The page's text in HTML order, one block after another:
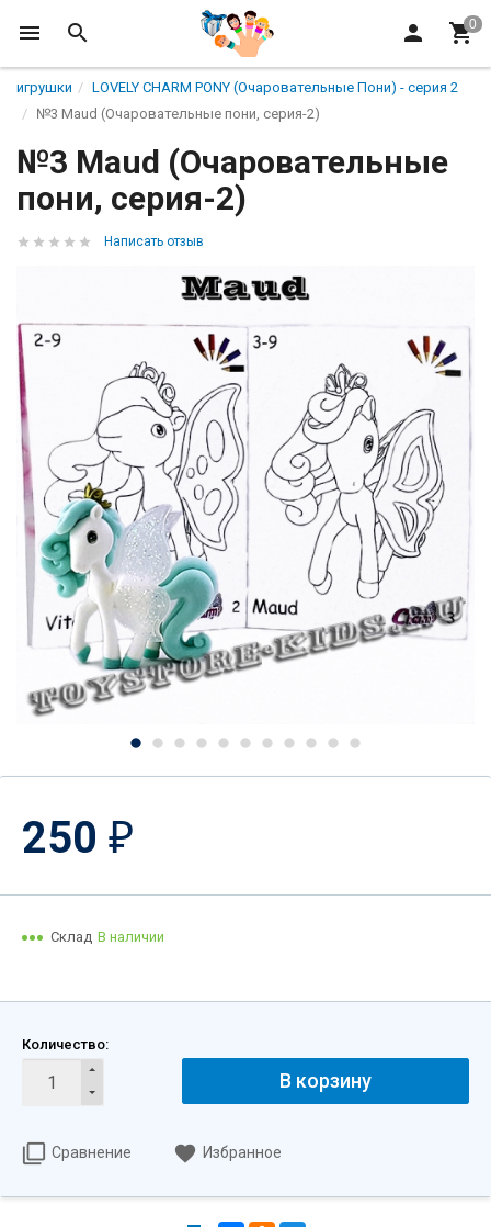
игрушки
LOVELY CHARM PONY (Очаровательные Пони) - серия 2
№3 Maud (Очаровательные пони, серия-2)
№3 Maud (Очаровательные
пони, серия-2)
Написать отзыв
250 ₽
Склад В наличии
Количество:
В корзину
Сравнение Избранное